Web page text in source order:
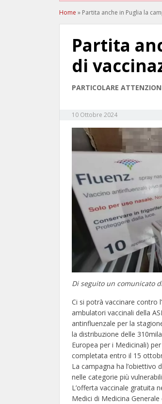
Home » Partita anche in Puglia la
Partita
di
PARTICOLARE
10 Ottobre 2024
Di seguito un comunicato
Ci si potrà vaccinare contro
ambulatori vaccinali della
antinfluenzale per la
la distribuzione delle
Europea per i Medicinali)
completata entro il 15
La campagna ha
nelle categorie più
L’offerta vaccinale gratuita
Medici di Medicina